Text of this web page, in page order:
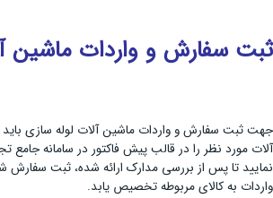
ثبت سفارش و واردات ماشین
جهت ثبت سفارش و واردات ماشین آلات لوله سازی باید
آلات مورد نظر را در قالب پیش فاکتور در سامانه
نمایید تا پس از بررسی مدارک ارائه شده، ثبت سفارش
واردات به کالای مربوطه تخصیص یابد.